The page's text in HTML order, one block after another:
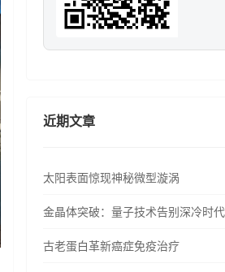
近期文章
太阳表面惊现神秘微型漩涡
金晶体突破：量子技术告别深冷时代
古老蛋白革新癌症免疫治疗